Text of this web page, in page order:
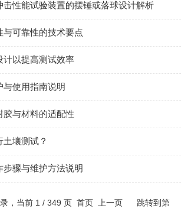
性能试验装置的摆锤或落球设计解析
可靠性的技术要点
计以提高测试效率
使用指南说明
胶与材料的适配性
壤测试？
骤与维护方法说明
，当前 1 / 349 页 首页 上一页 跳转到第